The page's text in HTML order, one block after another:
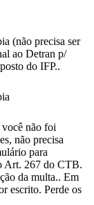
(não precisa ser
ao Detran p/
do IFP..
não foi
não precisa
para
Art. 267 do CTB.
da multa.. Em
escrito. Perde os